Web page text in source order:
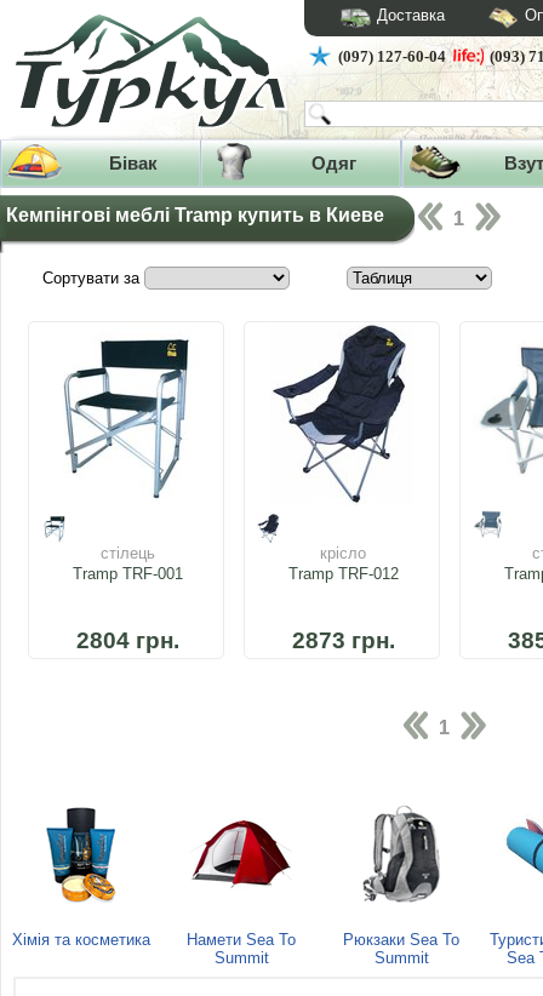
Доставка
(097) 127-60-04 (093)
Бівак Одяг
Кемпінгові меблі Tramp купить в Киеве 1
Сортувати за
стілець
Tramp TRF-001
2804 грн.
крісло
Tramp TRF-012
2873 грн.
1
Хімія та косметика
Намети Sea To
Summit
Рюкзаки Sea To
Summit
Sea